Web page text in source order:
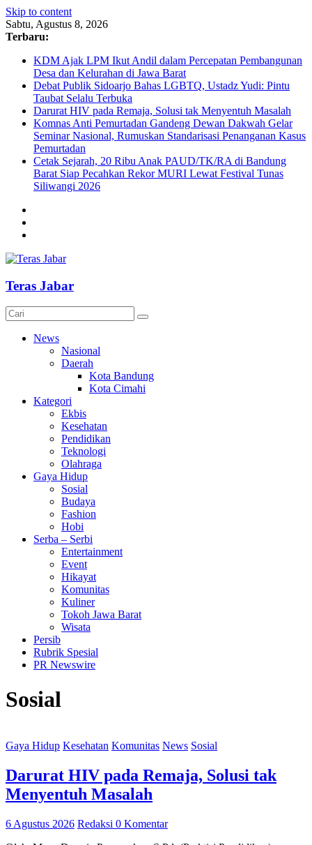
Skip to content
Sabtu, Agustus 8, 2026
Terbaru:
KDM Ajak LPM Ikut Andil dalam Percepatan Pembangunan
Desa dan Kelurahan di Jawa Barat
Debat Publik Sidoarjo Bahas LGBTQ, Ustadz Yudi: Pintu
Taubat Selalu Terbuka
Darurat HIV pada Remaja, Solusi tak Menyentuh Masalah
Komnas Anti Pemurtadan Gandeng Dewan Dakwah Gelar
Seminar Nasional, Rumuskan Standarisasi Penanganan Kasus
Pemurtadan
Cetak Sejarah, 20 Ribu Anak PAUD/TK/RA di Bandung
Barat Siap Pecahkan Rekor MURI Lewat Festival Tunas
Siliwangi 2026
Teras Jabar
News
Nasional
Daerah
Kota Bandung
Kota Cimahi
Kategori
Ekbis
Kesehatan
Pendidikan
Teknologi
Olahraga
Gaya Hidup
Sosial
Budaya
Fashion
Hobi
Serba – Serbi
Entertainment
Event
Hikayat
Komunitas
Kuliner
Tokoh Jawa Barat
Wisata
Persib
Rubrik Spesial
PR Newswire
Sosial
Gaya Hidup Kesehatan Komunitas News Sosial
Darurat HIV pada Remaja, Solusi tak
Menyentuh Masalah
6 Agustus 2026 Redaksi 0 Komentar